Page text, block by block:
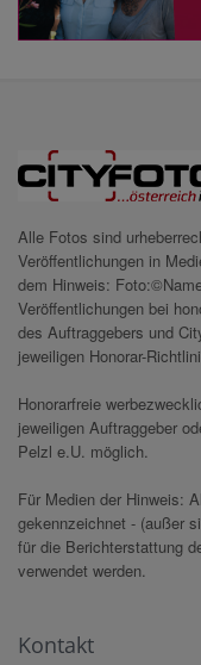
Alle Fotos sind
Veröffentlichungen in
dem Hinweis:
Veröffentlichungen bei
des Auftraggebers und
jeweiligen Honorar-
Honorarfreie
jeweiligen Auftraggeber
Pelzl e.U. möglich.
Für Medien der Hinweis:
gekennzeichnet - (außer
für die Berichterstattung
verwendet werden.
Kontakt